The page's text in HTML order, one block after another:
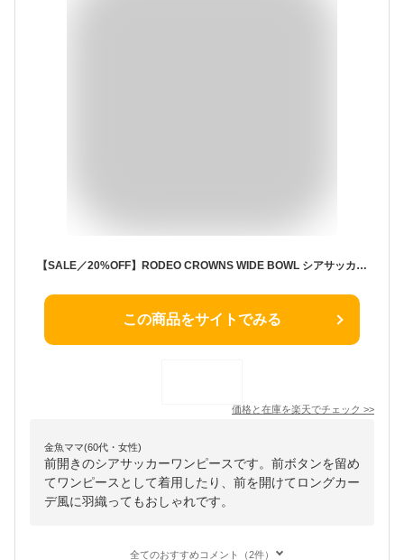
【SALE／20%OFF】RODEO CROWNS WIDE BOWL シアサッカーティアードワンピース ロデオクラウンズワイドボウル ワンピース・ドレス ワンピース カーキグリーン ブラック【送料無料】
この商品をサイトでみる
価格と在庫を楽天でチェック >>
金魚ママ(60代・女性)
前開きのシアサッカーワンピースです。前ボタンを留め
てワンピースとして着用したり、前を開けてロングカー
デ風に羽織ってもおしゃれです。
全てのおすすめコメント（2件）